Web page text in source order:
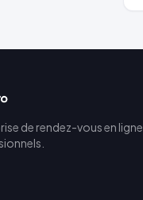
de rendez-vous en ligne